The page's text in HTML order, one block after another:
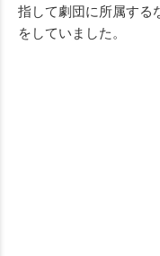
指して劇団に所属する
をしていました。